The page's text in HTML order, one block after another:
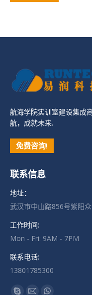
航海学院实训室建设集成
航，成就未来.
免费咨询!
联系信息
地址：
武汉市中山路856号紫阳
工作时间:
Mon - Fri: 9AM - 7PM
联系电话:
13801785300
找到我们：